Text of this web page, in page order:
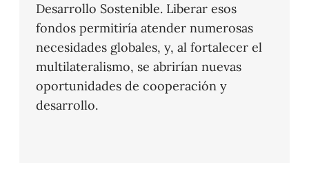
Desarrollo Sostenible. Liberar esos
fondos permitiría atender numerosas
necesidades globales, y, al fortalecer el
multilateralismo, se abrirían nuevas
oportunidades de cooperación y
desarrollo.